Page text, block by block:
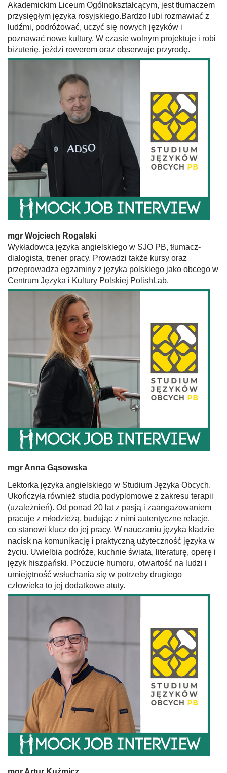
Akademickim Liceum Ogólnokształcącym, jest tłumaczem
przysięgłym języka rosyjskiego.Bardzo lubi rozmawiać z
ludźmi, podróżować, uczyć się nowych języków i
poznawać nowe kultury. W czasie wolnym projektuje i robi
biżuterię, jeździ rowerem oraz obserwuje przyrodę.
mgr Wojciech Rogalski
Wykładowca języka angielskiego w SJO PB, tłumacz-
dialogista, trener pracy. Prowadzi także kursy oraz
przeprowadza egzaminy z języka polskiego jako obcego w
Centrum Języka i Kultury Polskiej PolishLab.
mgr Anna Gąsowska
Lektorka języka angielskiego w Studium Języka Obcych.
Ukończyła również studia podyplomowe z zakresu terapii
(uzależnień). Od ponad 20 lat z pasją i zaangażowaniem
pracuje z młodzieżą, budując z nimi autentyczne relacje,
co stanowi klucz do jej pracy. W nauczaniu języka kładzie
nacisk na komunikację i praktyczną użyteczność języka w
życiu. Uwielbia podróże, kuchnie świata, literaturę, operę i
język hiszpański. Poczucie humoru, otwartość na ludzi i
umiejętność wsłuchania się w potrzeby drugiego
człowieka to jej dodatkowe atuty.